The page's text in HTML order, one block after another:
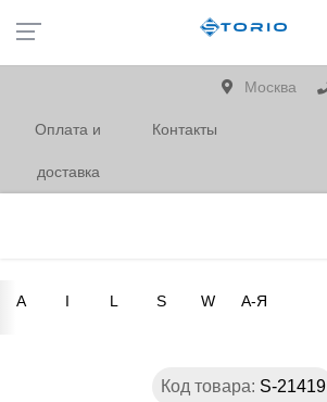
Москва
Оплата и
доставка
Контакты
A I L S W А-Я
Код товара: S-21419